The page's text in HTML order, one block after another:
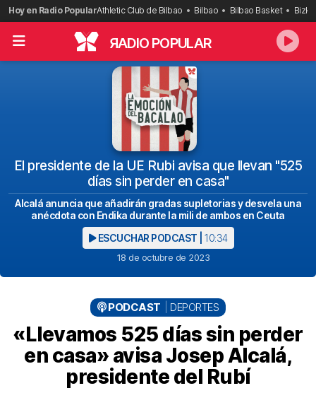
Saltar
al
contenido
Hoy en Radio PopularAthletic Club de Bilbao Bilbao Bilbao Basket
RADIO POPULAR
El presidente de la UE Rubi avisa que llevan "525
días sin perder en casa"
Alcalá anuncia que añadirán gradas supletorias y desvela una
anécdota con Endika durante la mili de ambos en Ceuta
ESCUCHAR PODCAST | 10:34
18 de octubre de 2023
PODCAST DEPORTES
«Llevamos 525 días sin perder
en casa» avisa Josep Alcalá,
presidente del Rubí